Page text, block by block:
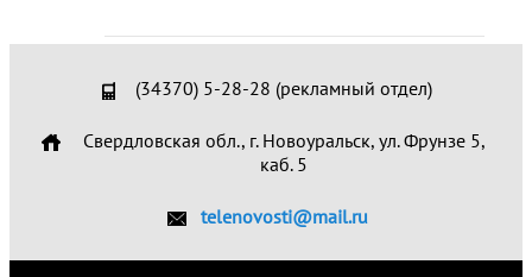
(34370) 5-28-28 (рекламный отдел)
Свердловская обл., г. Новоуральск, ул. Фрунзе 5,
каб. 5
telenovosti@mail.ru